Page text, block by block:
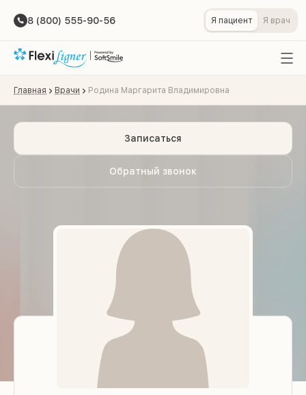
8 (800) 555-90-56 Я пациент Я врач
Главная Врачи Родина Маргарита Владимировна
Обратный звонок
Записаться